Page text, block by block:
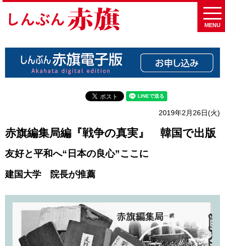
MENU
2019年2月26日(火)
赤旗編集局編『戦争の真実』 韓国で出版
友好と平和へ“日本の良心”ここに
建国大学 院長が推薦